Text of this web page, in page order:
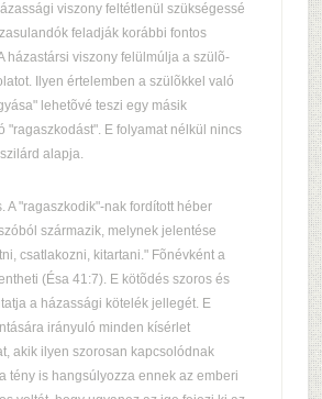
viszony feltétlenül szükségessé
feladják korábbi fontos
házastársi viszony felülmúlja a szülõ-
Ilyen értelemben a szülõkkel való
lehetõvé teszi egy másik
"ragaszkodást". E folyamat nélkül nincs
alapja.
A "ragaszkodik"-nak fordított héber
származik, melynek jelentése
csatlakozni, kitartani." Fõnévként a
(Ésa 41:7). E kötõdés szoros és
a házassági kötelék jellegét. E
irányuló minden kísérlet
akik ilyen szorosan kapcsolódnak
tény is hangsúlyozza ennek az emberi